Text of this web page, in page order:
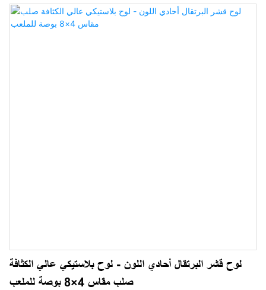
لوح قشر البرتقال أحادي اللون - لوح بلاستيكي عالي الكثافة
صلب مقاس 4×8 بوصة للملعب